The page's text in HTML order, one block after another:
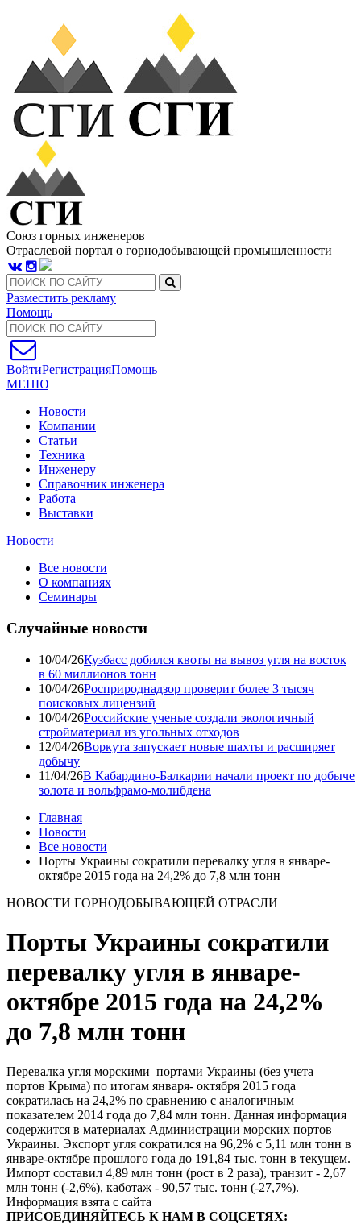
Союз горных инженеров
Отраслевой портал о горнодобывающей промышленности
Разместить рекламу
Помощь
ВойтиРегистрацияПомощь
МЕНЮ
Новости
Компании
Статьи
Техника
Инженеру
Справочник инженера
Работа
Выставки
Новости
Все новости
О компаниях
Семинары
Случайные новости
10/04/26Кузбасс добился квоты на вывоз угля на восток
в 60 миллионов тонн
10/04/26Росприроднадзор проверит более 3 тысяч
поисковых лицензий
10/04/26Российские ученые создали экологичный
стройматериал из угольных отходов
12/04/26Воркута запускает новые шахты и расширяет
добычу
11/04/26В Кабардино-Балкарии начали проект по добыче
золота и вольфрамо-молибдена
Главная
Новости
Все новости
Порты Украины сократили перевалку угля в январе-
октябре 2015 года на 24,2% до 7,8 млн тонн
НОВОСТИ ГОРНОДОБЫВАЮЩЕЙ ОТРАСЛИ
Порты Украины сократили
перевалку угля в январе-
октябре 2015 года на 24,2%
до 7,8 млн тонн
Перевалка угля морскими портами Украины (без учета
портов Крыма) по итогам января- октября 2015 года
сократилась на 24,2% по сравнению с аналогичным
показателем 2014 года до 7,84 млн тонн. Данная информация
содержится в материалах Администрации морских портов
Украины. Экспорт угля сократился на 96,2% с 5,11 млн тонн в
январе-октябре прошлого года до 191,84 тыс. тонн в текущем.
Импорт составил 4,89 млн тонн (рост в 2 раза), транзит - 2,67
млн тонн (-2,6%), каботаж - 90,57 тыс. тонн (-27,7%).
Информация взята с сайта
ПРИСОЕДИНЯЙТЕСЬ К НАМ В СОЦСЕТЯХ: